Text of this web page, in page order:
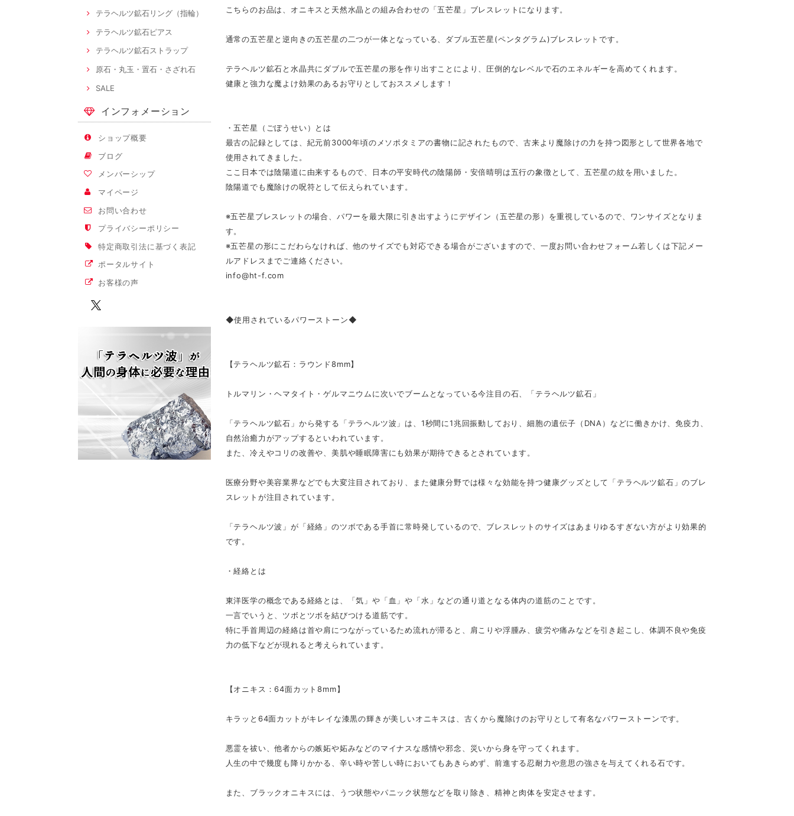
テラヘルツ鉱石リング（指輪）
テラヘルツ鉱石ピアス
テラヘルツ鉱石ストラップ
原石・丸玉・置石・さざれ石
SALE
インフォメーション
ショップ概要
ブログ
メンバーシップ
マイページ
お問い合わせ
プライバシーポリシー
特定商取引法に基づく表記
ポータルサイト
お客様の声
こちらのお品は、オニキスと天然水晶との組み合わせの「五芒星」ブレスレットになります。
通常の五芒星と逆向きの五芒星の二つが一体となっている、ダブル五芒星(ペンタグラム)ブレスレットです。
テラヘルツ鉱石と水晶共にダブルで五芒星の形を作り出すことにより、圧倒的なレベルで石のエネルギーを高めてくれます。
健康と強力な魔よけ効果のあるお守りとしておススメします！
・五芒星（ごぼうせい）とは
最古の記録としては、紀元前3000年頃のメソポタミアの書物に記されたもので、古来より魔除けの力を持つ図形として世界各地で
使用されてきました。
ここ日本では陰陽道に由来するもので、日本の平安時代の陰陽師・安倍晴明は五行の象徴として、五芒星の紋を用いました。
陰陽道でも魔除けの呪符として伝えられています。
※五芒星ブレスレットの場合、パワーを最大限に引き出すようにデザイン（五芒星の形）を重視しているので、ワンサイズとなりま
す。
※五芒星の形にこだわらなければ、他のサイズでも対応できる場合がございますので、一度お問い合わせフォーム若しくは下記メー
ルアドレスまでご連絡ください。
info@ht-f.com
◆使用されているパワーストーン◆
【テラヘルツ鉱石：ラウンド8mm】
トルマリン・ヘマタイト・ゲルマニウムに次いでブームとなっている今注目の石、「テラヘルツ鉱石」
「テラヘルツ鉱石」から発する「テラヘルツ波」は、1秒間に1兆回振動しており、細胞の遺伝子（DNA）などに働きかけ、免疫力、
自然治癒力がアップするといわれています。
また、冷えやコリの改善や、美肌や睡眠障害にも効果が期待できるとされています。
医療分野や美容業界などでも大変注目されており、また健康分野では様々な効能を持つ健康グッズとして「テラヘルツ鉱石」のブレ
スレットが注目されています。
「テラヘルツ波」が「経絡」のツボである手首に常時発しているので、ブレスレットのサイズはあまりゆるすぎない方がより効果的
です。
・経絡とは
東洋医学の概念である経絡とは、「気」や「血」や「水」などの通り道となる体内の道筋のことです。
一言でいうと、ツボとツボを結びつける道筋です。
特に手首周辺の経絡は首や肩につながっているため流れが滞ると、肩こりや浮腫み、疲労や痛みなどを引き起こし、体調不良や免疫
力の低下などが現れると考えられています。
【オニキス：64面カット8mm】
キラッと64面カットがキレイな漆黒の輝きが美しいオニキスは、古くから魔除けのお守りとして有名なパワーストーンです。
悪霊を祓い、他者からの嫉妬や妬みなどのマイナスな感情や邪念、災いから身を守ってくれます。
人生の中で幾度も降りかかる、辛い時や苦しい時においてもあきらめず、前進する忍耐力や意思の強さを与えてくれる石です。
また、ブラックオニキスには、うつ状態やパニック状態などを取り除き、精神と肉体を安定させます。